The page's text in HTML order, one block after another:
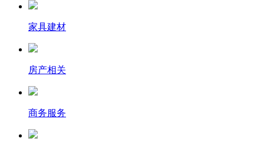
家具建材
房产相关
商务服务